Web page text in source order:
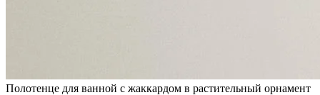
Полотенце для ванной с жаккардом в растительный орнамент